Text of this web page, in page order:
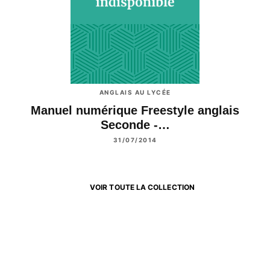
ANGLAIS AU LYCÉE
Manuel numérique Freestyle anglais
Seconde -…
31/07/2014
VOIR TOUTE LA COLLECTION